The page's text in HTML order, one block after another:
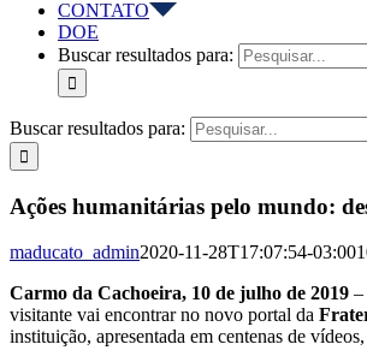
CONTATO
DOE
Buscar resultados para:
Buscar resultados para:
Ações humanitárias pelo mundo:
maducato_admin2020-11-28T17:07:54-03:00
Carmo da Cachoeira, 10 de julho de 2019 –
visitante vai encontrar no novo portal da
instituição, apresentada em centenas de